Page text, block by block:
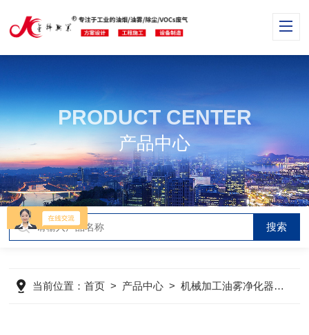
PRODUCT CENTER
产品中心
当前位置：首页 > 产品中心 >机械加工油雾净化器>